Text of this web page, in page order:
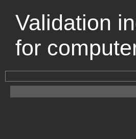
Validation
for